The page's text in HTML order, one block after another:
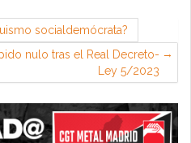
socialdemócrata?
nulo tras el Real Decreto-
Ley 5/2023